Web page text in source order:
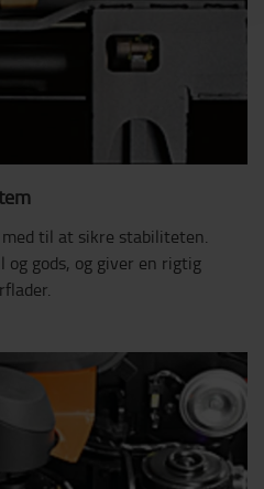
til at sikre stabiliteten.
gods, og giver en rigtig